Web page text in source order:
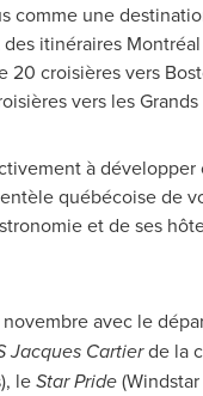
comme une
itinéraires
20 croisières vers
vers les Grands
à
québécoise de
et de ses
avec le
Jacques Cartierde la
leStar Pride(Windstar